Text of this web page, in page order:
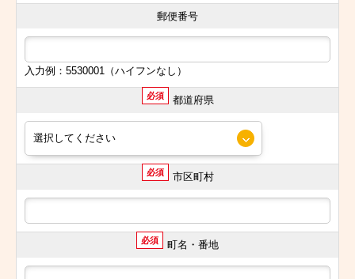
郵便番号
入力例：5530001（ハイフンなし）
必須 都道府県
必須 市区町村
必須 町名・番地